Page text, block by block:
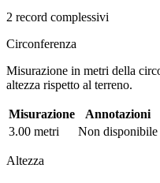
2 record complessivi
Circonferenza
Misurazione in metri della
altezza rispetto al terreno.
Misurazione Annotazioni
3.00 metri
Non disponibile
Altezza